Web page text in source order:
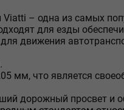
– одна из самых
для езды
движения
мм, что является
дорожный просвет и